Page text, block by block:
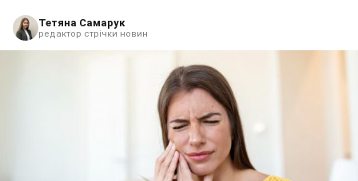
Тетяна Самарук
редактор стрічки новин